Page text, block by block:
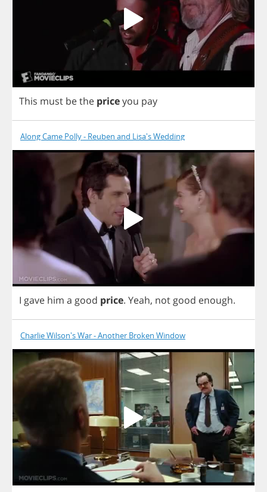
This must bethe priceyou pay
Along Came Polly - Reuben and Lisa's Wedding
I gave him a good price. Yeah, not good enough.
Charlie Wilson's War - Another Broken Window